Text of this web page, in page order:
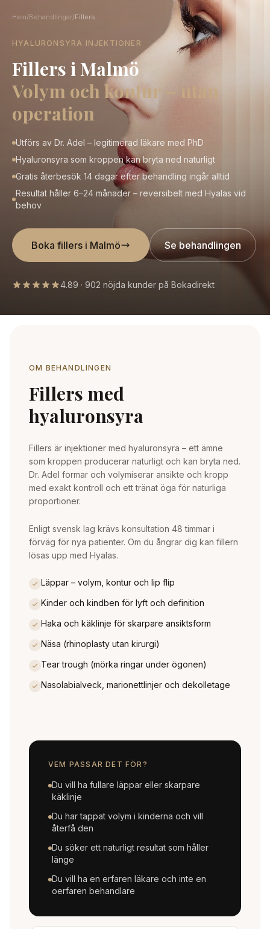
Hem/Behandlingar/Fillers
HYALURONSYRA INJEKTIONER
Fillers i Malmö
Volym och kontur – utan
operation
Utförs av Dr. Adel – legitimerad läkare med PhD
Hyaluronsyra som kroppen kan bryta ned naturligt
Gratis återbesök 14 dagar efter behandling ingår alltid
Resultat håller 6–24 månader – reversibelt med Hyalas vid
behov
Boka fillers i Malmö Se behandlingen
4.89 · 902 nöjda kunder på Bokadirekt
OM BEHANDLINGEN
Fillers med
hyaluronsyra
Fillers är injektioner med hyaluronsyra – ett ämne
som kroppen producerar naturligt och kan bryta ned.
Dr. Adel formar och volymiserar ansikte och kropp
med exakt kontroll och ett tränat öga för naturliga
proportioner.
Enligt svensk lag krävs konsultation 48 timmar i
förväg för nya patienter. Om du ångrar dig kan fillern
lösas upp med Hyalas.
Läppar – volym, kontur och lip flip
Kinder och kindben för lyft och definition
Haka och käklinje för skarpare ansiktsform
Näsa (rhinoplasty utan kirurgi)
Tear trough (mörka ringar under ögonen)
Nasolabialveck, marionettlinjer och dekolletage
VEM PASSAR DET FÖR?
Du vill ha fullare läppar eller skarpare
käklinje
Du har tappat volym i kinderna och vill
återfå den
Du söker ett naturligt resultat som håller
länge
Du vill ha en erfaren läkare och inte en
oerfaren behandlare